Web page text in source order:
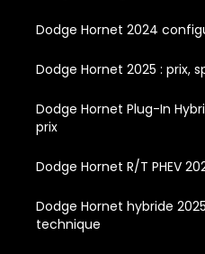
Dodge Hornet 2024
Dodge Hornet 2025 : prix,
Dodge Hornet Plug-In
prix
Dodge Hornet R/T PHEV
Dodge Hornet hybride
technique